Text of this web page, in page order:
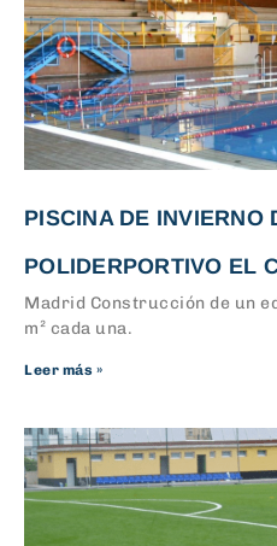
PISCINA DE INVIERNO
POLIDERPORTIVO EL
Madrid Construcción de un
m² cada una.
Leer más »